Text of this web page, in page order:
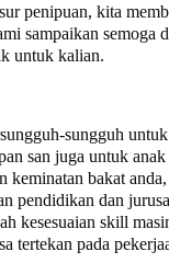
penipuan, kita
sampaikan semoga
untuk kalian.
sungguh
san juga untuk
keminatan bakat
pendidikan dan
kesesuaian skill
tertekan pada